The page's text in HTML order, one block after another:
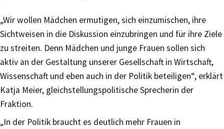
„Wir wollen Mädchen ermutigen, sich einzumischen, ihre
Sichtweisen in die Diskussion einzubringen und für ihre Ziele
zu streiten. Denn Mädchen und junge Frauen sollen sich
aktiv an der Gestaltung unserer Gesellschaft in Wirtschaft,
Wissenschaft und eben auch in der Politik beteiligen“, erklärt
Katja Meier, gleichstellungspolitische Sprecherin der
Fraktion.
„In der Politik braucht es deutlich mehr Frauen in